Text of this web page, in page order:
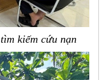
tìm kiếm cứu nạn